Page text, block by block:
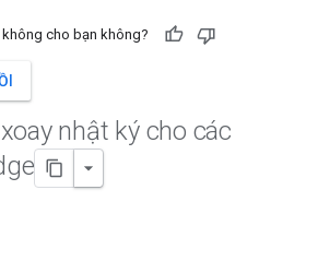
cho bạn không?
nhật ký cho các